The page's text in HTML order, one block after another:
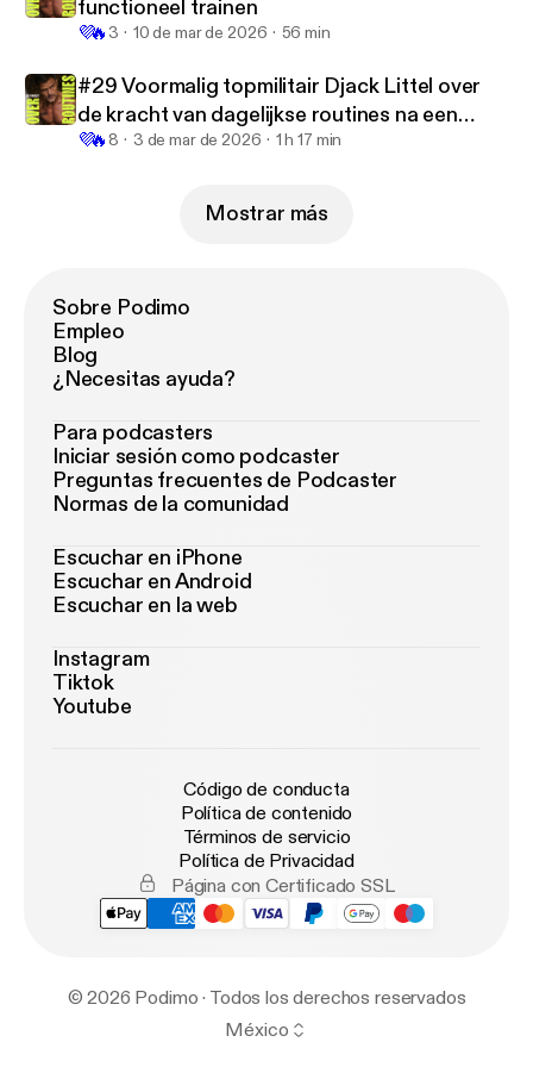
functioneel trainen
💜🔥 3 10 de mar de 2026 56 min
#29 Voormalig topmilitair Djack Littel over
de kracht van dagelijkse routines na een
ernstig ongeluk
💜🔥8 3 de mar de 2026 1 h 17 min
Mostrar más
Sobre Podimo
Empleo
Blog
¿Necesitas ayuda?
Para podcasters
Iniciar sesión como podcaster
Preguntas frecuentes de Podcaster
Normas de la comunidad
Escuchar en iPhone
Escuchar en Android
Escuchar en la web
Instagram
Tiktok
Youtube
Código de conducta
Política de contenido
Términos de servicio
Política de Privacidad
Página con Certificado SSL
© 2026 Podimo · Todos los derechos reservados
México